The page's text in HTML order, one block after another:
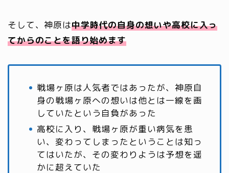
そして、神原は中学時代の自身の想いや高校に入っ
てからのことを語り始めます
戦場ヶ原は人気者ではあったが、神原自
身の戦場ヶ原への想いは他とは一線を画
していたという自負があった
高校に入り、戦場ヶ原が重い病気を患
い、変わってしまったということは知っ
てはいたが、その変わりようは予想を遥
かに超えていた